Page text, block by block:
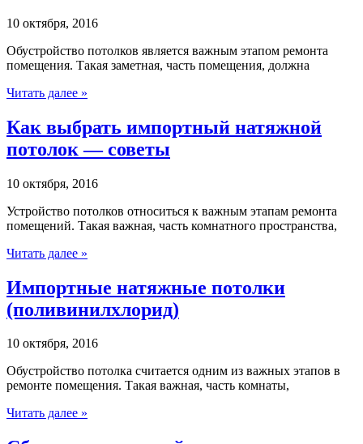
10 октября, 2016
Обустройство потолков является важным этапом ремонта
помещения. Такая заметная, часть помещения, должна
Читать далее »
Как выбрать импортный натяжной
потолок — советы
10 октября, 2016
Устройство потолков относиться к важным этапам ремонта
помещений. Такая важная, часть комнатного пространства,
Читать далее »
Импортные натяжные потолки
(поливинилхлорид)
10 октября, 2016
Обустройство потолка считается одним из важных этапов в
ремонте помещения. Такая важная, часть комнаты,
Читать далее »